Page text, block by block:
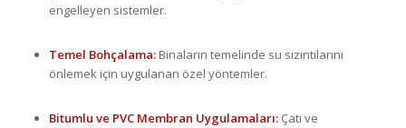
engelleyen sistemler.
Temel Bohçalama:Binaların temelinde su sızıntılarını
önlemek için uygulanan özel yöntemler.
Bitumlu ve PVC Membran Uygulamaları:Çatı ve